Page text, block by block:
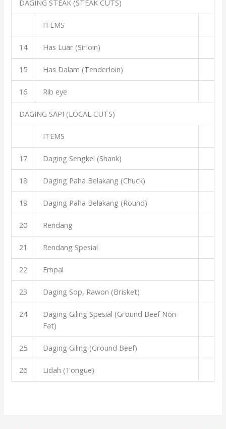
DAGING STEAK (STEAK CUTS)
ITEMS
14 Has Luar (Sirloin)
15 Has Dalam (Tenderloin)
16 Rib eye
DAGING SAPI (LOCAL CUTS)
ITEMS
17 Daging Sengkel (Shank)
18 Daging Paha Belakang (Chuck)
19 Daging Paha Belakang (Round)
20 Rendang
21 Rendang Spesial
22 Empal
23 Daging Sop, Rawon (Brisket)
24
Daging Giling Spesial (Ground Beef Non-
Fat)
25 Daging Giling (Ground Beef)
26 Lidah (Tongue)